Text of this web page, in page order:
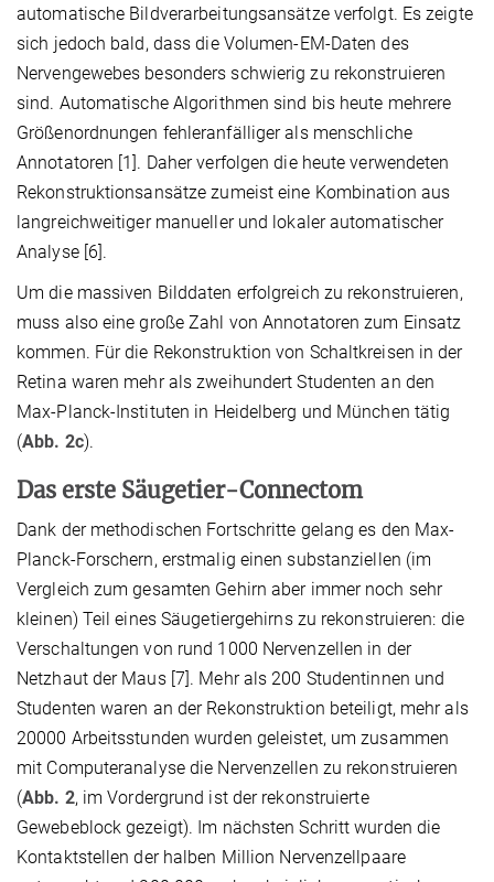
automatische Bildverarbeitungsansätze verfolgt. Es zeigte
sich jedoch bald, dass die Volumen-EM-Daten des
Nervengewebes besonders schwierig zu rekonstruieren
sind. Automatische Algorithmen sind bis heute mehrere
Größenordnungen fehleranfälliger als menschliche
Annotatoren [1]. Daher verfolgen die heute verwendeten
Rekonstruktionsansätze zumeist eine Kombination aus
langreichweitiger manueller und lokaler automatischer
Analyse [6].
Um die massiven Bilddaten erfolgreich zu rekonstruieren,
muss also eine große Zahl von Annotatoren zum Einsatz
kommen. Für die Rekonstruktion von Schaltkreisen in der
Retina waren mehr als zweihundert Studenten an den
Max-Planck-Instituten in Heidelberg und München tätig
(Abb. 2c).
Das erste Säugetier-Connectom
Dank der methodischen Fortschritte gelang es den Max-
Planck-Forschern, erstmalig einen substanziellen (im
Vergleich zum gesamten Gehirn aber immer noch sehr
kleinen) Teil eines Säugetiergehirns zu rekonstruieren: die
Verschaltungen von rund 1000 Nervenzellen in der
Netzhaut der Maus [7]. Mehr als 200 Studentinnen und
Studenten waren an der Rekonstruktion beteiligt, mehr als
20000 Arbeitsstunden wurden geleistet, um zusammen
mit Computeranalyse die Nervenzellen zu rekonstruieren
(Abb. 2, im Vordergrund ist der rekonstruierte
Gewebeblock gezeigt). Im nächsten Schritt wurden die
Kontaktstellen der halben Million Nervenzellpaare